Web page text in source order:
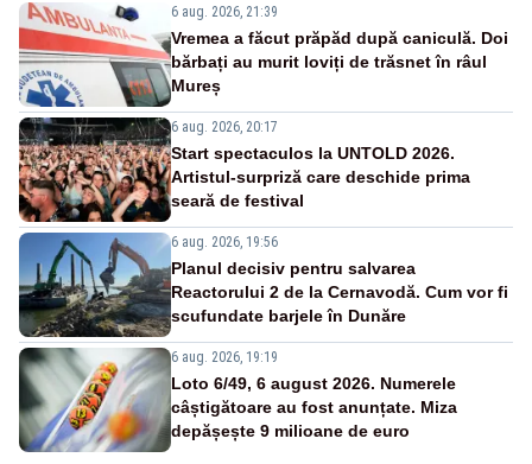
6 aug. 2026, 21:39
Vremea a făcut prăpăd după caniculă. Doi
bărbați au murit loviți de trăsnet în râul
Mureș
6 aug. 2026, 20:17
Start spectaculos la UNTOLD 2026.
Artistul-surpriză care deschide prima
seară de festival
6 aug. 2026, 19:56
Planul decisiv pentru salvarea
Reactorului 2 de la Cernavodă. Cum vor fi
scufundate barjele în Dunăre
6 aug. 2026, 19:19
Loto 6/49, 6 august 2026. Numerele
câștigătoare au fost anunțate. Miza
depășește 9 milioane de euro